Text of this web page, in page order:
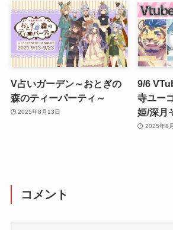
V占いガーデン～おとぎの
森のティーパーティ～
2025年8月13日
9/6
寺ユー
姫/深月
2025年8
コメント